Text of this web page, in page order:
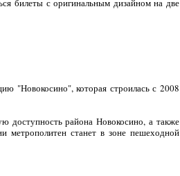
билеты с оригинальным дизайном на две
"Новокосино", которая строилась с 2008
доступность района Новокосино, а также
метрополитен станет в зоне пешеходной